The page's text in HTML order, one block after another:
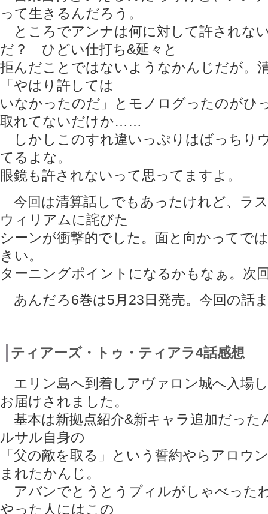
って生きるんだろう。
ところでアンナは何に対して許されな
だ？ ひどい仕打ち&延々と
拒んだことではないようなかんじだが。
「やはり許しては
いなかったのだ」とモノログったのがひ
取れてないだけか……
しかしこのすれ違いっぷりはばっちり
てるよな。
眼鏡も許されないって思ってますよ。
今回は清算話しでもあったけれど、ラ
ウィリアムに詫びた
シーンが衝撃的でした。面と向かってで
きい。
ターニングポイントになるかもなぁ。次
あんだろ6巻は5月23日発売。今回の話
ティアーズ・トゥ・ティアラ4話感想
エリン島へ到着しアヴァロン城へ入場
お届けされました。
基本は新拠点紹介&新キャラ追加だった
ルサル自身の
「父の敵を取る」という誓約やらアロウ
まれたかんじ。
アバンでとうとうプィルがしゃべった
やった人にはこの